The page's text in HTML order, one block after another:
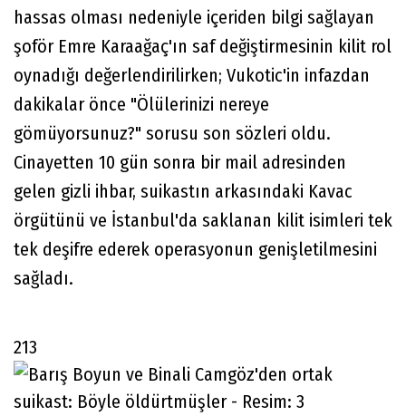
hassas olması nedeniyle içeriden bilgi sağlayan
şoför Emre Karaağaç'ın saf değiştirmesinin kilit rol
oynadığı değerlendirilirken; Vukotic'in infazdan
dakikalar önce "Ölülerinizi nereye
gömüyorsunuz?" sorusu son sözleri oldu.
Cinayetten 10 gün sonra bir mail adresinden
gelen gizli ihbar, suikastın arkasındaki Kavac
örgütünü ve İstanbul'da saklanan kilit isimleri tek
tek deşifre ederek operasyonun genişletilmesini
sağladı.
213